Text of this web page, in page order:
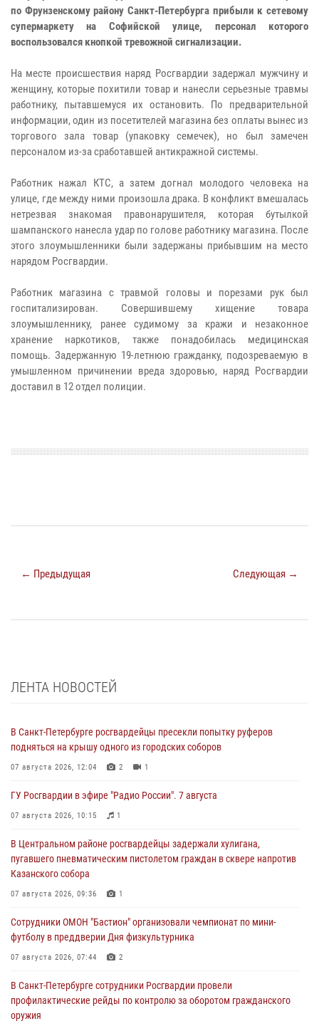
по Фрунзенскому району Санкт-Петербурга прибыли к сетевому
супермаркету на Софийской улице, персонал которого
воспользовался кнопкой тревожной сигнализации.
На месте происшествия наряд Росгвардии задержал мужчину и
женщину, которые похитили товар и нанесли серьезные травмы
работнику, пытавшемуся их остановить. По предварительной
информации, один из посетителей магазина без оплаты вынес из
торгового зала товар (упаковку семечек), но был замечен
персоналом из-за сработавшей антикражной системы.
Работник нажал КТС, а затем догнал молодого человека на
улице, где между ними произошла драка. В конфликт вмешалась
нетрезвая знакомая правонарушителя, которая бутылкой
шампанского нанесла удар по голове работнику магазина. После
этого злоумышленники были задержаны прибывшим на место
нарядом Росгвардии.
Работник магазина с травмой головы и порезами рук был
госпитализирован. Совершившему хищение товара
злоумышленнику, ранее судимому за кражи и незаконное
хранение наркотиков, также понадобилась медицинская
помощь. Задержанную 19-летнюю гражданку, подозреваемую в
умышленном причинении вреда здоровью, наряд Росгвардии
доставил в 12 отдел полиции.
← Предыдущая Следующая →
ЛЕНТА НОВОСТЕЙ
В Санкт-Петербурге росгвардейцы пресекли попытку руферов
подняться на крышу одного из городских соборов
07 августа 2026, 12:04 2 1
ГУ Росгвардии в эфире "Радио России". 7 августа
07 августа 2026, 10:15 1
В Центральном районе росгвардейцы задержали хулигана,
пугавшего пневматическим пистолетом граждан в сквере напротив
Казанского собора
07 августа 2026, 09:36 1
Сотрудники ОМОН "Бастион" организовали чемпионат по мини-
футболу в преддверии Дня физкультурника
07 августа 2026, 07:44 2
В Санкт-Петербурге сотрудники Росгвардии провели
профилактические рейды по контролю за оборотом гражданского
оружия